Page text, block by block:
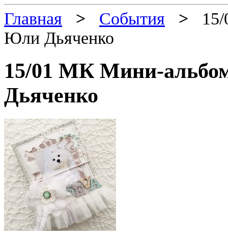
Главная > События > 15/
Юли Дьяченко
15/01 МК Мини-
Дьяченко